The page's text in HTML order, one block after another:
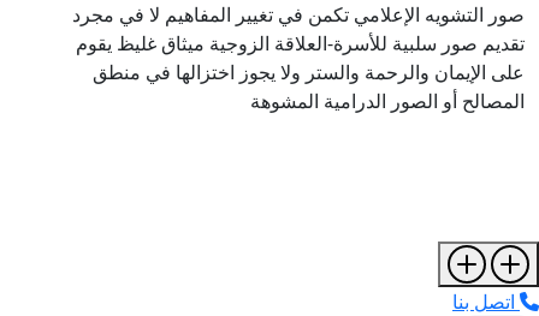
صور التشويه الإعلامي تكمن في تغيير المفاهيم لا في مجرد
تقديم صور سلبية للأسرة-العلاقة الزوجية ميثاق غليظ يقوم
على الإيمان والرحمة والستر ولا يجوز اختزالها في منطق
المصالح أو الصور الدرامية المشوهة
اتصل بنا